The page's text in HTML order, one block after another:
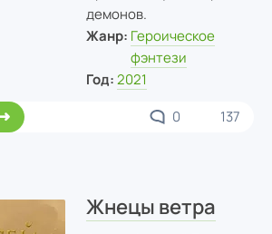
демонов.
Жанр: Героическое
фэнтези
Год: 2021
0 137
Жнецы ветра